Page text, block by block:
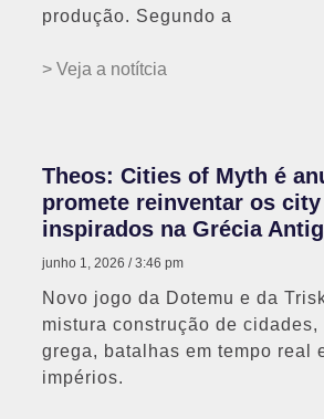
produção. Segundo a
> Veja a notítcia
Theos: Cities of Myth é
promete reinventar os
inspirados na Grécia
junho 1, 2026 3:46 pm
Novo jogo da Dotemu e da
mistura construção de cidades,
grega, batalhas em tempo real
impérios.